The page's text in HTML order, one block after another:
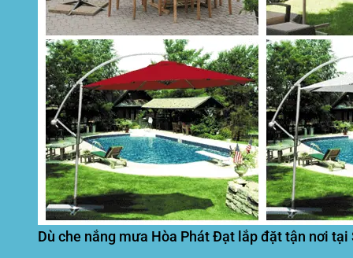
Dù che nắng mưa Hòa Phát Đạt lắp đặt tận nơi tại